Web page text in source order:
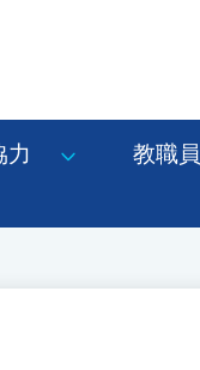
力 教職員